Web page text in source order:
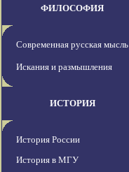
ФИЛОСОФИЯ
Современная русская мысль
Искания и размышления
ИСТОРИЯ
История России
История в МГУ